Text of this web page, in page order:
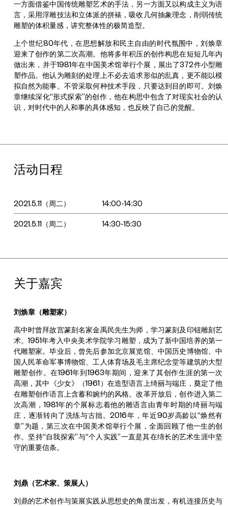
一方面借鉴中国传统雕塑艺术的手法，另一方面又以构成主义为语
言，采用浮雕技法和立体派的拼裱，吸收几何抽象理念，削弱传统
雕塑的体积量感，讲究整体性的极简造型。
上个世纪80年代，在思想解放和民主自由的时代氛围中，刘焕章
迎来了创作的第二次高潮。他将多年积压的创作构思在短短几年内
做出来，并于1981年在中国美术馆举行个展，展出了372件小型雕
塑作品。他认为雕刻的处理上不必去追求形似的乱真，更不能以模
拟自然为能事。不管采取何种技术手段，只要达到目的即可。刘焕
章继续深化“形式探索”的创作，他在构思中包含了对现实社会的认
识，对时代中的人和事的具体感知，也反映了自己的觉醒。
活动日程
2021.5.11（周二） 14:00-14:30
2021.5.11（周二） 14:30-15:30
关于嘉宾
刘焕章（雕塑家）
高中时曾拜故宫篆刻名家金禹民先生为师，学习篆刻及印钮雕刻艺
术。1951年考入中央美术学院学习雕塑，成为了新中国培养的第一
代雕塑家。毕业后，曾先后参加北京展览馆、中国历史博物馆、中
国人民革命军事博物馆、工人体育场及毛主席纪念堂等建筑的大型
雕塑创作。在1961年到1963年期间，迎来了其创作生涯的第一次
高潮，其中《少女》（1961）在造型语言上绮丽与端庄，奠定了他
在雕塑创作语言上含蓄和婉约的风格。改革开放后，创作进入第二
次高潮，1981年的个展标志着他的雕语言由青年时期的绮丽与端
庄，逐渐转向了洗练与古拙。2016年，年近90岁高龄以“焕然有
章”为题，第三次在中国美术馆举行个展，全面回顾了他一生的创
作。坚持“自我探索”与“个人实践”一直是其在绵长的艺术生涯中坚
守的重要信条。
刘鼎（艺术家、策展人）
刘鼎的艺术创作与策展实践从思想史的角度出发，有机连接历史与